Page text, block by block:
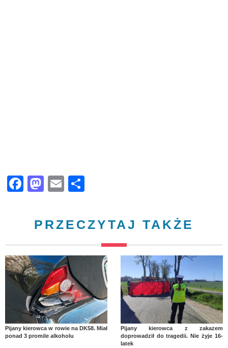
Facebook
Mastodon
Email
PRZECZYTAJ TAKŻE
Pijany kierowca w rowie na DK58. Miał
ponad 3 promile alkoholu
Pijany kierowca z zakazem
doprowadził do tragedii. Nie żyje 16-
latek